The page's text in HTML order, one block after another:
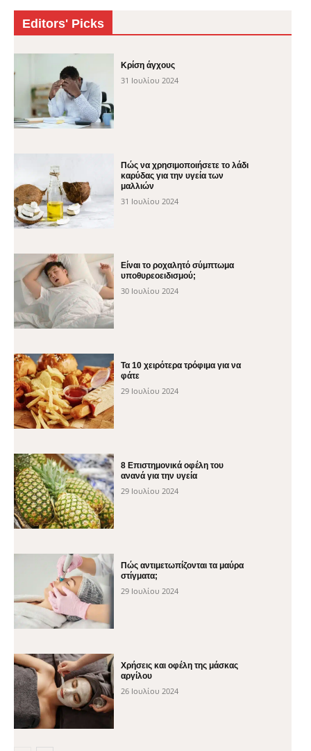
Editors' Picks
Κρίση άγχους
31 Ιουλίου 2024
Πώς να χρησιμοποιήσετε το λάδι
καρύδας για την υγεία των
μαλλιών
31 Ιουλίου 2024
Είναι το ροχαλητό σύμπτωμα
υποθυρεοειδισμού;
30 Ιουλίου 2024
Τα 10 χειρότερα τρόφιμα για να
φάτε
29 Ιουλίου 2024
8 Επιστημονικά οφέλη του
ανανά για την υγεία
29 Ιουλίου 2024
Πώς αντιμετωπίζονται τα μαύρα
στίγματα;
29 Ιουλίου 2024
Χρήσεις και οφέλη της μάσκας
αργίλου
26 Ιουλίου 2024